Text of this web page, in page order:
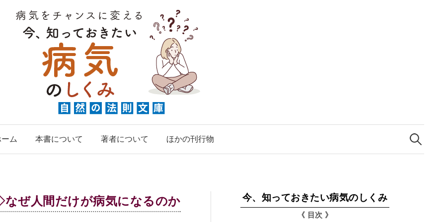
ーム 本書について 著者について ほかの刊行物
索:
ぜ人間だけが病気になるのか 今、知っておきたい病気のしくみ
《 目次 》